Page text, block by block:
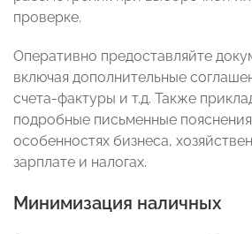
проверке.
Оперативно предоставляйте
включая дополнительные
счета-фактуры и т.д. Также
подробные письменные
особенностях бизнеса,
зарплате и налогах.
Минимизация наличных